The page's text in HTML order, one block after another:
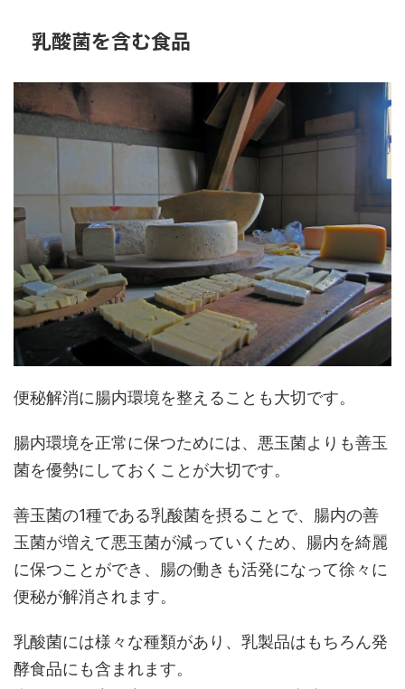
乳酸菌を含む食品
便秘解消に腸内環境を整えることも大切です。
腸内環境を正常に保つためには、悪玉菌よりも善玉
菌を優勢にしておくことが大切です。
善玉菌の1種である乳酸菌を摂ることで、腸内の善
玉菌が増えて悪玉菌が減っていくため、腸内を綺麗
に保つことができ、腸の働きも活発になって徐々に
便秘が解消されます。
乳酸菌には様々な種類があり、乳製品はもちろん発
酵食品にも含まれます。